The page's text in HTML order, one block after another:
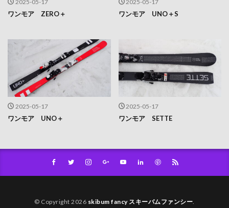
2025-05-17
ワンモア ZERO＋
2025-05-17
ワンモア UNO＋S
2025-05-17
ワンモア UNO＋
2025-05-17
ワンモア SETTE
© Copyright 2026 skibum fancy スキーバムファンシー